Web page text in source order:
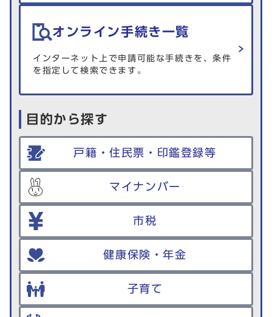
オンライン手続き一覧
インターネット上で申請可能な手続きを、条件
を指定して検索できます。
目的から探す
戸籍・住民票・印鑑登録等
マイナンバー
市税
健康保険・年金
子育て